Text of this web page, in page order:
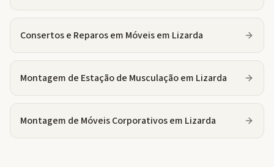
Consertos e Reparos em Móveisem Lizarda
Montagem de Estação de Musculaçãoem Lizarda
Montagem de Móveis Corporativosem Lizarda